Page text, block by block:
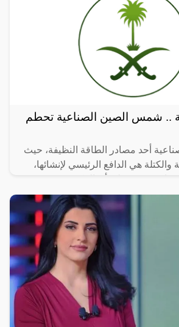
.. شمس الصين الصناعية تحطم
أحد مصادر الطاقة النظيفة، حيث
والكتلة هي الدافع الرئيسي لإنشائها،